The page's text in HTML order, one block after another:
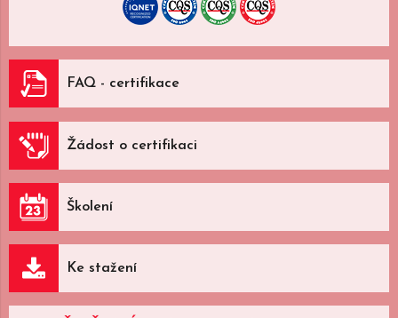
FAQ - certifikace
Žádost o certifikaci
Školení
Ke stažení